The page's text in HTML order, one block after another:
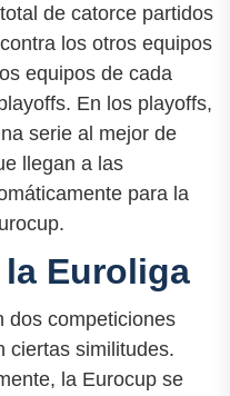
de catorce partidos
los otros equipos
equipos de cada
En los playoffs,
serie al mejor de
llegan a las
para la
Euroliga
dos competiciones
ciertas similitudes.
la Eurocup se